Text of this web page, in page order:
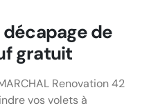
de
gratuit
Renovation 42
vos volets à